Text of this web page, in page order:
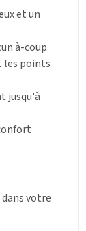
et un
à-coup
les points
jusqu'à
votre